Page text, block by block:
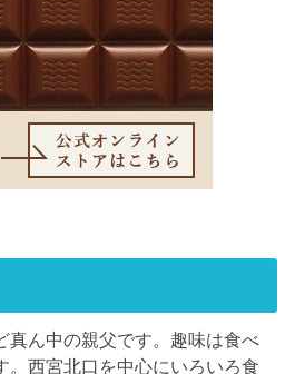
真ん中の親父です。趣味は食べ
。西宮北口を中心にいろいろ食